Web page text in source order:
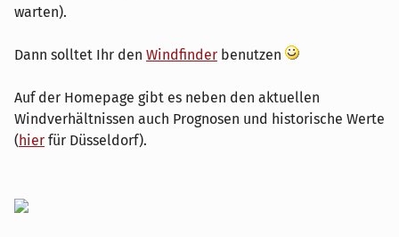
warten).
Dann solltet Ihr den Windfinder benutzen
Auf der Homepage gibt es neben den aktuellen
Windverhältnissen auch Prognosen und historische Werte
(hier für Düsseldorf).